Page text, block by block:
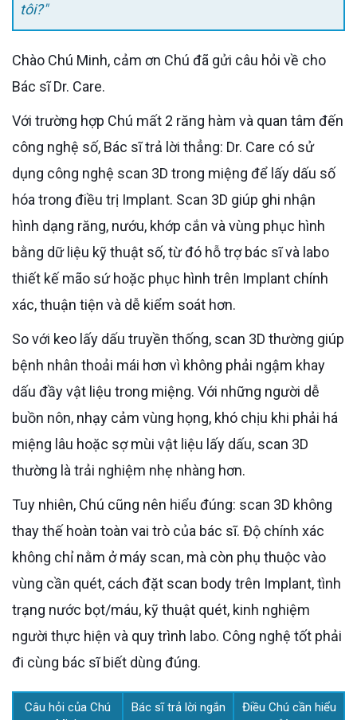
tôi?"
Chào Chú Minh, cảm ơn Chú đã gửi câu hỏi về cho
Bác sĩ Dr. Care.
Với trường hợp Chú mất 2 răng hàm và quan tâm đến
công nghệ số, Bác sĩ trả lời thẳng: Dr. Care có sử
dụng công nghệ scan 3D trong miệng để lấy dấu số
hóa trong điều trị Implant. Scan 3D giúp ghi nhận
hình dạng răng, nướu, khớp cắn và vùng phục hình
bằng dữ liệu kỹ thuật số, từ đó hỗ trợ bác sĩ và labo
thiết kế mão sứ hoặc phục hình trên Implant chính
xác, thuận tiện và dễ kiểm soát hơn.
So với keo lấy dấu truyền thống, scan 3D thường giúp
bệnh nhân thoải mái hơn vì không phải ngậm khay
dấu đầy vật liệu trong miệng. Với những người dễ
buồn nôn, nhạy cảm vùng họng, khó chịu khi phải há
miệng lâu hoặc sợ mùi vật liệu lấy dấu, scan 3D
thường là trải nghiệm nhẹ nhàng hơn.
Tuy nhiên, Chú cũng nên hiểu đúng: scan 3D không
thay thế hoàn toàn vai trò của bác sĩ. Độ chính xác
không chỉ nằm ở máy scan, mà còn phụ thuộc vào
vùng cần quét, cách đặt scan body trên Implant, tình
trạng nước bọt/máu, kỹ thuật quét, kinh nghiệm
người thực hiện và quy trình labo. Công nghệ tốt phải
đi cùng bác sĩ biết dùng đúng.
Câu hỏi của Chú
Bác sĩ trả lời ngắn
Điều Chú cần hiểu